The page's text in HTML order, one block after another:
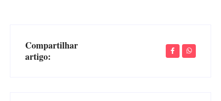
Compartilhar
artigo: